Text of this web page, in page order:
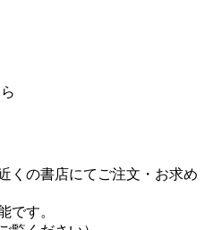
くの書店にてご注文・お求め
です。